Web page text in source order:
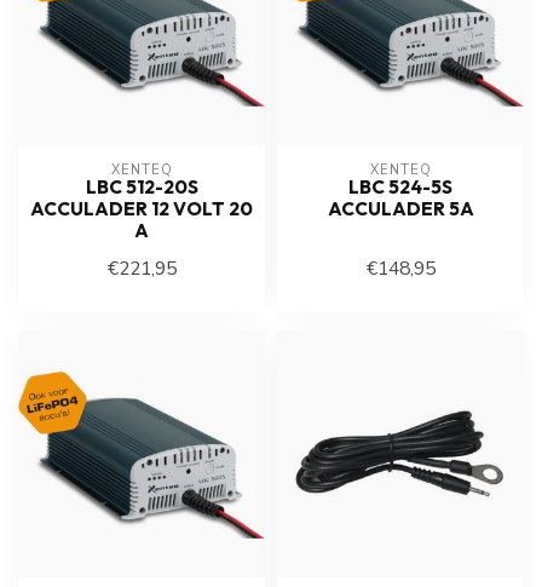
XENTEQ
LBC 512-20S
ACCULADER 12 VOLT 20
A
€221,95
XENTEQ
LBC 524-5S
ACCULADER 5A
€148,95